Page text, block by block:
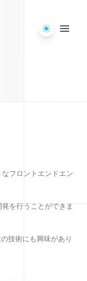
フロントエンドエン
を行うことができま
技術にも興味があり